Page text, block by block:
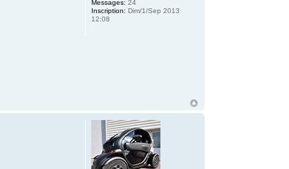
Messages: 24
Inscription: Dim/1/Sep 2013
12:08